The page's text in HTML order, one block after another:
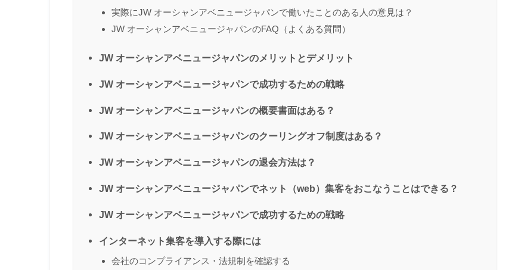
実際にJW オーシャンアベニュージャパンで働いたことのある人の意見は？
JW オーシャンアベニュージャパンのFAQ（よくある質問）
JW オーシャンアベニュージャパンのメリットとデメリット
JW オーシャンアベニュージャパンで成功するための戦略
JW オーシャンアベニュージャパンの概要書面はある？
JW オーシャンアベニュージャパンのクーリングオフ制度はある？
JW オーシャンアベニュージャパンの退会方法は？
JW オーシャンアベニュージャパンでネット（web）集客をおこなうことはできる？
JW オーシャンアベニュージャパンで成功するための戦略
インターネット集客を導入する際には
会社のコンプライアンス・法規制を確認する